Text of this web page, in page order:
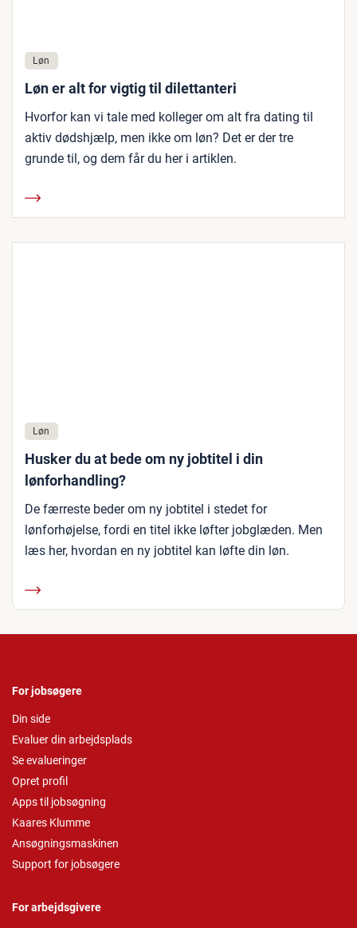
Løn
Løn er alt for vigtig til dilettanteri
Hvorfor kan vi tale med kolleger om alt fra dating til
aktiv dødshjælp, men ikke om løn? Det er der tre
grunde til, og dem får du her i artiklen.
Løn
Husker du at bede om ny jobtitel i din
lønforhandling?
De færreste beder om ny jobtitel i stedet for
lønforhøjelse, fordi en titel ikke løfter jobglæden. Men
læs her, hvordan en ny jobtitel kan løfte din løn.
For jobsøgere
Din side
Evaluer din arbejdsplads
Se evalueringer
Opret profil
Apps til jobsøgning
Kaares Klumme
Ansøgningsmaskinen
Support for jobsøgere
For arbejdsgivere